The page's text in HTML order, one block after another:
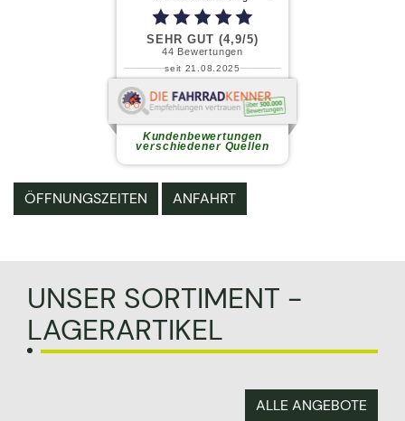
SEHR GUT (4,9/5)
44 Bewertungen
seit 21.08.2025
Kundenbewertungen
verschiedener Quellen
Gabriele
Immer freundlich und kompetent
ÖFFNUNGSZEITEN ANFAHRT
UNSER SORTIMENT -
LAGERARTIKEL
ALLE ANGEBOTE